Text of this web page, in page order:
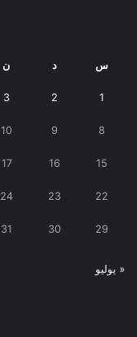
س د ن
1
2
3
8
9
10
15
16
17
22
23
24
29
30
31
« يوليو